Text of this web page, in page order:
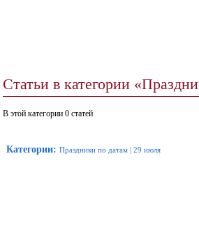
Статьи в категории
В этой категории 0 статей
Категории: Праздники по датам | 29 июля